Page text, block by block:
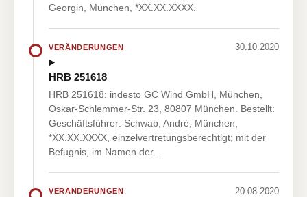
Georgin, München, *XX.XX.XXXX.
VERÄNDERUNGEN 30.10.2020
HRB 251618
HRB 251618: indesto GC Wind GmbH, München,
Oskar-Schlemmer-Str. 23, 80807 München. Bestellt:
Geschäftsführer: Schwab, André, München,
*XX.XX.XXXX, einzelvertretungsberechtigt; mit der
Befugnis, im Namen der …
VERÄNDERUNGEN 20.08.2020